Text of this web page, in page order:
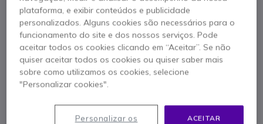
2 anos de garantia do fabricante
plataforma, e exibir conteúdos e publicidade
personalizados. Alguns cookies são necessários para o
funcionamento do site e dos nossos serviços. Pode
aceitar todos os cookies clicando em “Aceitar”. Se não
quiser aceitar todos os cookies ou quiser saber mais
sobre como utilizamos os cookies, selecione
"Personalizar cookies".
ACEITAR
Personalizar os